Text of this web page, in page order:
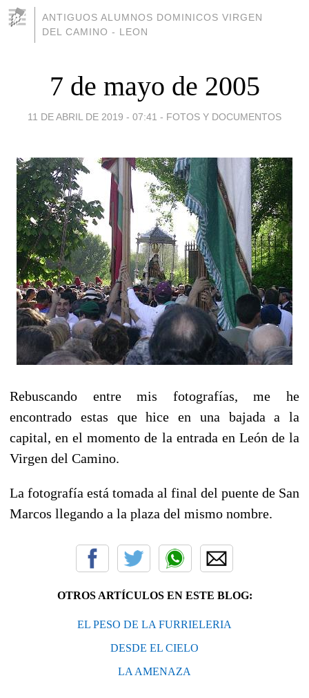
ANTIGUOS ALUMNOS DOMINICOS VIRGEN
DEL CAMINO - LEON
7 de mayo de 2005
11 DE ABRIL DE 2019 - 07:41 - FOTOS Y DOCUMENTOS
Rebuscando entre mis fotografías, me he
encontrado estas que hice en una bajada a la
capital, en el momento de la entrada en León de la
Virgen del Camino.
La fotografía está tomada al final del puente de San
Marcos llegando a la plaza del mismo nombre.
OTROS ARTÍCULOS EN ESTE BLOG:
EL PESO DE LA FURRIELERIA
DESDE EL CIELO
LA AMENAZA